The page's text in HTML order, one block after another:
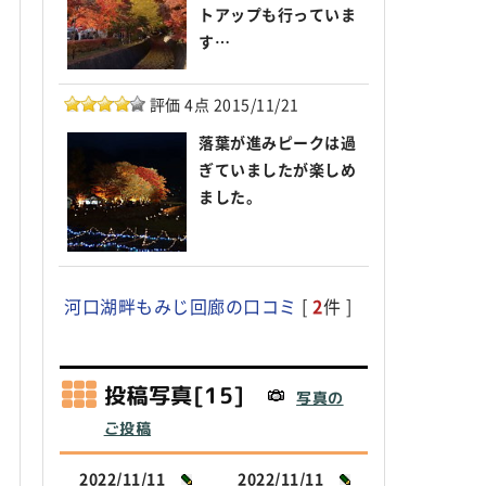
トアップも行っていま
す…
評価 4点 2015/11/21
落葉が進みピークは過
ぎていましたが楽しめ
ました。
河口湖畔もみじ回廊の口コミ [ 2件 ]
投稿写真[15]
写真の
ご投稿
2022/11/11 2022/11/11